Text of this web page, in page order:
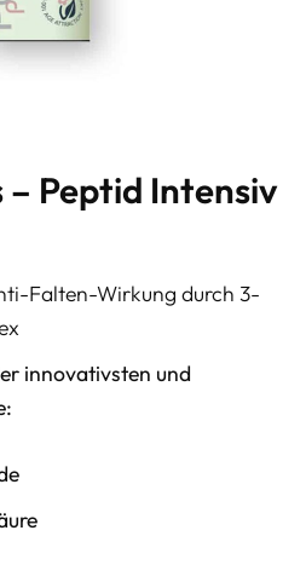
– Peptid Intensiv
Falten-Wirkung durch 3-
innovativsten und